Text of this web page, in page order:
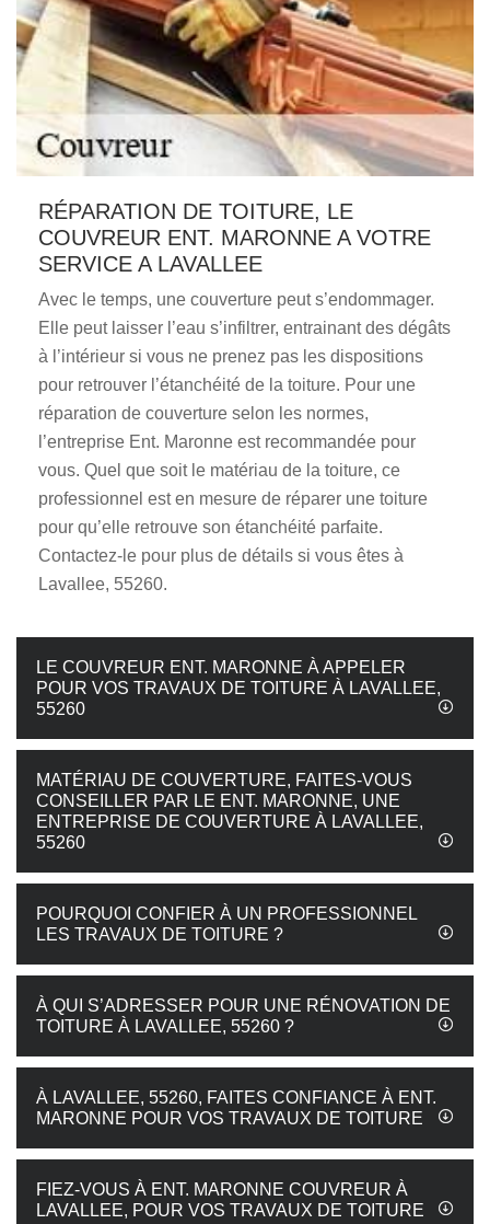
RÉPARATION DE TOITURE, LE
COUVREUR ENT. MARONNE A VOTRE
SERVICE A LAVALLEE
Avec le temps, une couverture peut s’endommager.
Elle peut laisser l’eau s’infiltrer, entrainant des dégâts
à l’intérieur si vous ne prenez pas les dispositions
pour retrouver l’étanchéité de la toiture. Pour une
réparation de couverture selon les normes,
l’entreprise Ent. Maronne est recommandée pour
vous. Quel que soit le matériau de la toiture, ce
professionnel est en mesure de réparer une toiture
pour qu’elle retrouve son étanchéité parfaite.
Contactez-le pour plus de détails si vous êtes à
Lavallee, 55260.
LE COUVREUR ENT. MARONNE À APPELER
POUR VOS TRAVAUX DE TOITURE À LAVALLEE,
55260
MATÉRIAU DE COUVERTURE, FAITES-VOUS
CONSEILLER PAR LE ENT. MARONNE, UNE
ENTREPRISE DE COUVERTURE À LAVALLEE,
55260
POURQUOI CONFIER À UN PROFESSIONNEL
LES TRAVAUX DE TOITURE ?
À QUI S’ADRESSER POUR UNE RÉNOVATION DE
TOITURE À LAVALLEE, 55260 ?
À LAVALLEE, 55260, FAITES CONFIANCE À ENT.
MARONNE POUR VOS TRAVAUX DE TOITURE
FIEZ-VOUS À ENT. MARONNE COUVREUR À
LAVALLEE, POUR VOS TRAVAUX DE TOITURE